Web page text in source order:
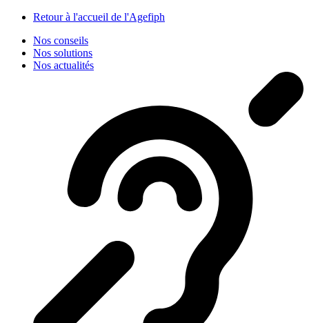
Retour à l'accueil de l'Agefiph
Nos conseils
Nos solutions
Nos actualités